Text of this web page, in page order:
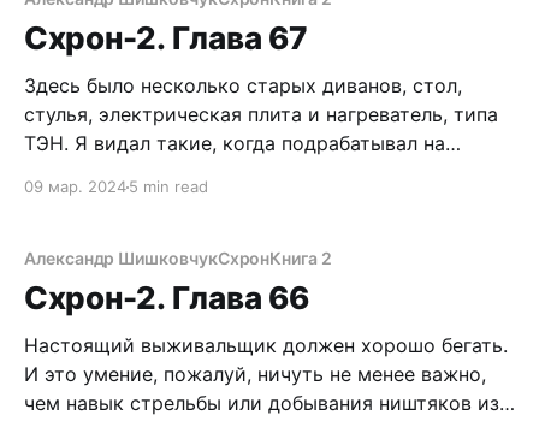
револьвер. Выбравшись из снежного
Схрон-2. Глава 67
Здесь было несколько старых диванов, стол,
стулья, электрическая плита и нагреватель, типа
ТЭН. Я видал такие, когда подрабатывал на
выключатель. Свет красиво заискрился,
Чем-то напоминает мой Схрон. Не такое
надежное, конечно, в плане постоянного
проживания, но отсидеться самое
09 мар. 20245 min read
Александр ШишковчукСхронКнига 2
Схрон-2. Глава 66
Настоящий выживальщик должен хорошо бегать.
И это умение, пожалуй, ничуть не менее важно,
чем навык стрельбы или добывания ништяков из